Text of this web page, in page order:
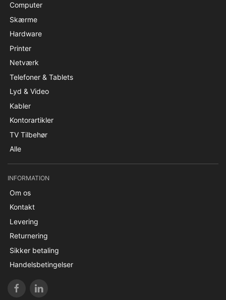
Computer
Skærme
Hardware
Printer
Netværk
Telefoner & Tablets
Lyd & Video
Kabler
Kontorartikler
TV Tilbehør
Alle
INFORMATION
Om os
Kontakt
Levering
Returnering
Sikker betaling
Handelsbetingelser